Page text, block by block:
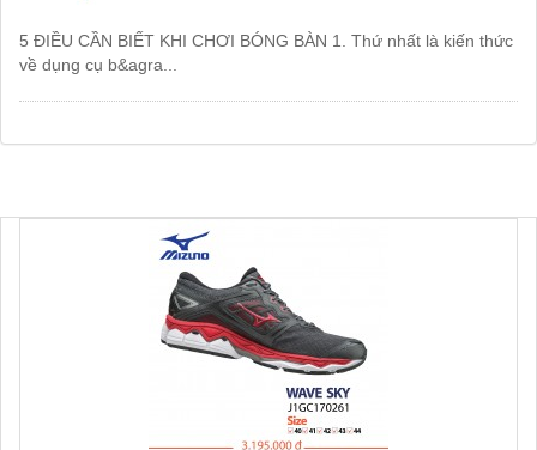
5 ĐIỀU CẦN BIẾT KHI CHƠI BÓNG BÀN 1. Thứ nhất là kiến thức
về dụng cụ b&agra...